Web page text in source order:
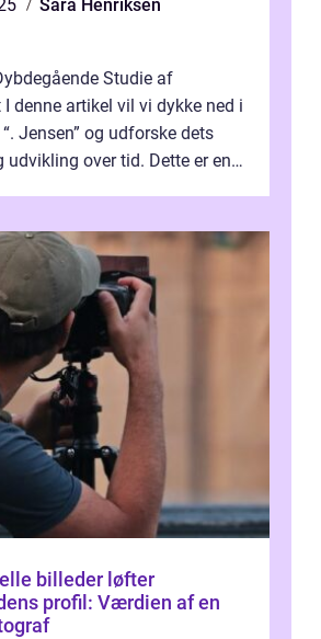
Sara Henriksen
Studie af
denne artikel vil vi dykke ned i
Jensen” og udforske dets
udvikling over tid. Dette er en
billeder løfter
profil: Værdien af en